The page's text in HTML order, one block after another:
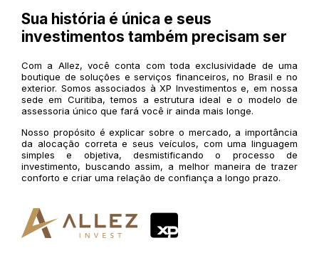
Sua história é única e seus
investimentos também precisam ser
Com a Allez, você conta com toda exclusividade de uma
boutique de soluções e serviços financeiros, no Brasil e no
exterior. Somos associados à XP Investimentos e, em nossa
sede em Curitiba, temos a estrutura ideal e o modelo de
assessoria único que fará você ir ainda mais longe.
Nosso propósito é explicar sobre o mercado, a importância
da alocação correta e seus veículos, com uma linguagem
simples e objetiva, desmistificando o processo de
investimento, buscando assim, a melhor maneira de trazer
conforto e criar uma relação de confiança a longo prazo.